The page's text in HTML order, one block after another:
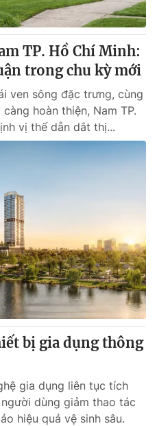
TP. Hồ Chí Minh:
trong chu kỳ mới
ven sông đặc trưng, cùng
hoàn thiện, Nam TP.
vị thế dẫn dắt thị...
bị gia dụng thông
gia dụng liên tục tích
dùng giảm thao tác
hiệu quả vệ sinh sâu.